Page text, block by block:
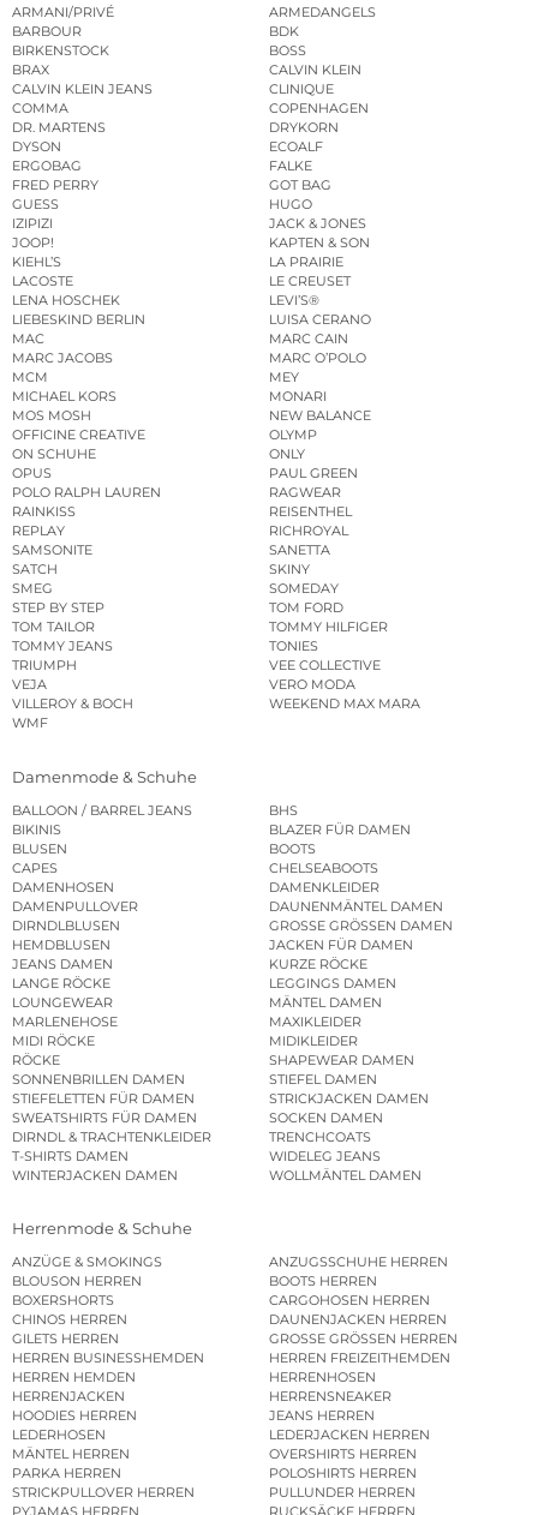
ARMANI/PRIVÉ
ARMEDANGELS
BARBOUR
BDK
BIRKENSTOCK
BOSS
BRAX
CALVIN KLEIN
CALVIN KLEIN JEANS
CLINIQUE
COMMA
COPENHAGEN
DR. MARTENS
DRYKORN
DYSON
ECOALF
ERGOBAG
FALKE
FRED PERRY
GOT BAG
GUESS
HUGO
IZIPIZI
JACK & JONES
JOOP!
KAPTEN & SON
KIEHL’S
LA PRAIRIE
LACOSTE
LE CREUSET
LENA HOSCHEK
LEVI’S®
LIEBESKIND BERLIN
LUISA CERANO
MAC
MARC CAIN
MARC JACOBS
MARC O’POLO
MCM
MEY
MICHAEL KORS
MONARI
MOS MOSH
NEW BALANCE
OFFICINE CREATIVE
OLYMP
ON SCHUHE
ONLY
OPUS
PAUL GREEN
POLO RALPH LAUREN
RAGWEAR
RAINKISS
REISENTHEL
REPLAY
RICHROYAL
SAMSONITE
SANETTA
SATCH
SKINY
SMEG
SOMEDAY
STEP BY STEP
TOM FORD
TOM TAILOR
TOMMY HILFIGER
TOMMY JEANS
TONIES
TRIUMPH
VEE COLLECTIVE
VEJA
VERO MODA
VILLEROY & BOCH
WEEKEND MAX MARA
WMF
Damenmode & Schuhe
BALLOON / BARREL JEANS
BHS
BIKINIS
BLAZER FÜR DAMEN
BLUSEN
BOOTS
CAPES
CHELSEABOOTS
DAMENHOSEN
DAMENKLEIDER
DAMENPULLOVER
DAUNENMÄNTEL DAMEN
DIRNDLBLUSEN
GROSSE GRÖSSEN DAMEN
HEMDBLUSEN
JACKEN FÜR DAMEN
JEANS DAMEN
KURZE RÖCKE
LANGE RÖCKE
LEGGINGS DAMEN
LOUNGEWEAR
MÄNTEL DAMEN
MARLENEHOSE
MAXIKLEIDER
MIDI RÖCKE
MIDIKLEIDER
RÖCKE
SHAPEWEAR DAMEN
SONNENBRILLEN DAMEN
STIEFEL DAMEN
STIEFELETTEN FÜR DAMEN
STRICKJACKEN DAMEN
SWEATSHIRTS FÜR DAMEN
SOCKEN DAMEN
DIRNDL & TRACHTENKLEIDER
TRENCHCOATS
T-SHIRTS DAMEN
WIDELEG JEANS
WINTERJACKEN DAMEN
WOLLMÄNTEL DAMEN
Herrenmode & Schuhe
ANZÜGE & SMOKINGS
ANZUGSSCHUHE HERREN
BLOUSON HERREN
BOOTS HERREN
BOXERSHORTS
CARGOHOSEN HERREN
CHINOS HERREN
DAUNENJACKEN HERREN
GILETS HERREN
GROSSE GRÖSSEN HERREN
HERREN BUSINESSHEMDEN
HERREN FREIZEITHEMDEN
HERREN HEMDEN
HERRENHOSEN
HERRENJACKEN
HERRENSNEAKER
HOODIES HERREN
JEANS HERREN
LEDERHOSEN
LEDERJACKEN HERREN
MÄNTEL HERREN
OVERSHIRTS HERREN
PARKA HERREN
POLOSHIRTS HERREN
STRICKPULLOVER HERREN
PULLUNDER HERREN